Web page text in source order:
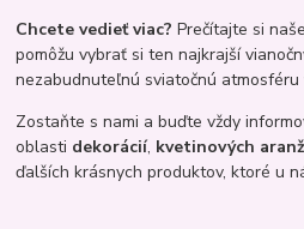
Chcete vedieť viac? Prečítajte si
pomôžu vybrať si ten najkrajší
nezabudnuteľnú sviatočnú atmosféru
Zostaňte s nami a buďte vždy
oblasti dekorácií, kvetinových
ďalších krásnych produktov, ktoré u